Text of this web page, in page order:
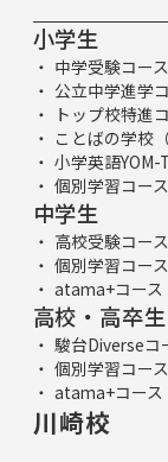
小学生
中学受験コー
公立中学進学
トップ校特進
ことばの学校
小学英語YOM-
個別学習コー
中学生
高校受験コー
個別学習コー
atama+コース
高校・高卒生
駿台Diverseコ
個別学習コー
atama+コース
川崎校